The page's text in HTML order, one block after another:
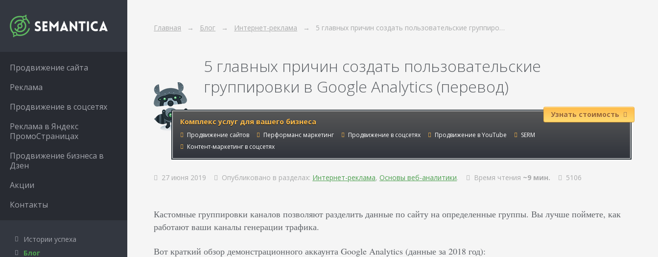
Главная Блог Интернет-реклама 5 главных причин создать пользовательские группиро…
5 главных причин создать пользовательские
группировки в Google Analytics (перевод)
Комплекс услуг для вашего бизнеса
Продвижение сайтов Перформанс маркетинг Продвижение в соцсетях Продвижение в YouTube
SERM
Контент-маркетинг в соцсетях
Узнать стоимость
27 июня 2019 Опубликовано в разделах: Интернет-реклама,Основы веб-аналитики. Время чтения ~9 мин. 5106
Кастомные группировки каналов позволяют разделить данные по сайту на определенные группы. Вы лучше поймете, как
работают ваши каналы генерации трафика.
Вот краткий обзор демонстрационного аккаунта Google Analytics (данные за 2018 год):
Продвижение сайта
Реклама
Продвижение в соцсетях
Реклама в Яндекс
ПромоСтраницах
Продвижение бизнеса в
Дзен
Акции
Контакты
Истории успеха
Блог